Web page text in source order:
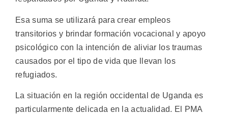
Esa suma se utilizará para crear empleos
transitorios y brindar formación vocacional y apoyo
psicológico con la intención de aliviar los traumas
causados por el tipo de vida que llevan los
refugiados.
La situación en la región occidental de Uganda es
particularmente delicada en la actualidad. El PMA